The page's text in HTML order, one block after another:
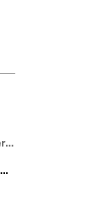
Su due ruote alla scoperta di luoghi magici come Cisternino, Locorotondo e Alberobello